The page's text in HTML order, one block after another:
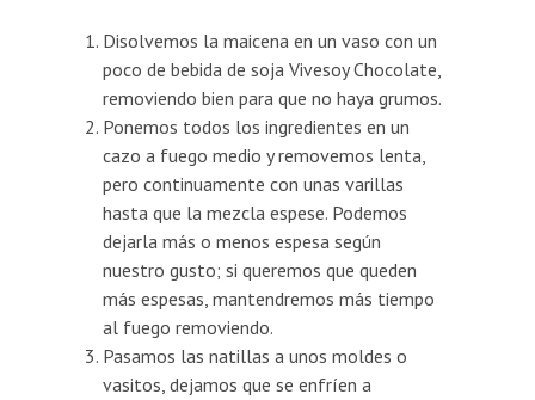
Disolvemos la maicena en un vaso con un
poco de bebida de soja Vivesoy Chocolate,
removiendo bien para que no haya grumos.
Ponemos todos los ingredientes en un
cazo a fuego medio y removemos lenta,
pero continuamente con unas varillas
hasta que la mezcla espese. Podemos
dejarla más o menos espesa según
nuestro gusto; si queremos que queden
más espesas, mantendremos más tiempo
al fuego removiendo.
Pasamos las natillas a unos moldes o
vasitos, dejamos que se enfríen a